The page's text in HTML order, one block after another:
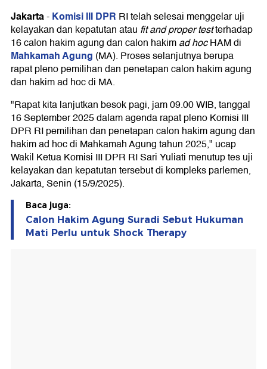
Jakarta-Komisi III DPR RI telah selesai menggelar uji
kelayakan dan kepatutan atau fit and proper testterhadap
16 calon hakim agung dan calon hakimad hocHAM di
Mahkamah Agung (MA). Proses selanjutnya berupa
rapat pleno pemilihan dan penetapan calon hakim agung
dan hakim ad hoc di MA.
"Rapat kita lanjutkan besok pagi, jam 09.00 WIB, tanggal
16 September 2025 dalam agenda rapat pleno Komisi III
DPR RI pemilihan dan penetapan calon hakim agung dan
hakim ad hoc di Mahkamah Agung tahun 2025," ucap
Wakil Ketua Komisi III DPR RI Sari Yuliati menutup tes uji
kelayakan dan kepatutan tersebut di kompleks parlemen,
Jakarta, Senin (15/9/2025).
Baca juga:
Calon Hakim Agung Suradi Sebut Hukuman
Mati Perlu untuk Shock Therapy